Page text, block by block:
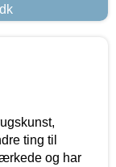
ting til
og har